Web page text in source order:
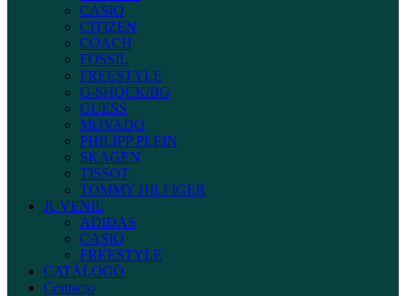
CASIO
CITIZEN
COACH
FOSSIL
FREESTYLE
G-SHOCK/BG
GUESS
MOVADO
PHILIPP PLEIN
SKAGEN
TISSOT
TOMMY HILFIGER
JUVENIL
ADIDAS
CASIO
FREESTYLE
CATÁLOGO
Contacto